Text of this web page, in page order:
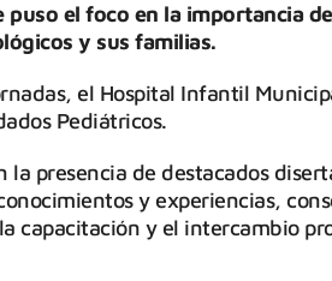
puso el foco en la importancia
y sus familias.
el Hospital Infantil
Pediátricos.
la presencia de destacados
y experiencias,
capacitación y el intercambio